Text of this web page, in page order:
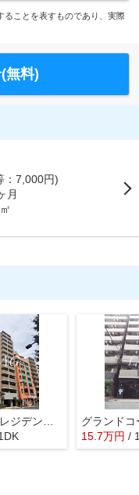
ことを表すものであり、実際
無料)
：7,000円)
月
15.7万円 /